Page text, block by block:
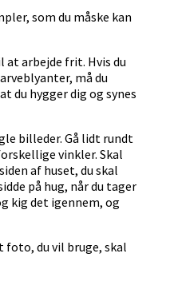
som du måske kan
at arbejde frit. Hvis du
må du
du hygger dig og synes
billeder. Gå lidt rundt
vinkler. Skal
af huset, du skal
på hug, når du tager
kig det igennem, og
du vil bruge, skal